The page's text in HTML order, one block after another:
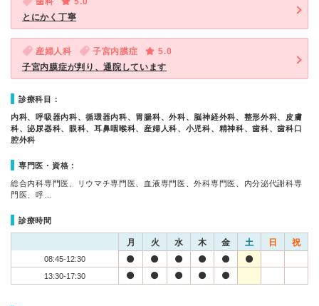
とにかく丁寧
産婦人科 子宮内膜症
5.0
子宮内膜症が判り、通院しています
診療科目：
内科、呼吸器内科、循環器内科、胃腸科、外科、脳神経外科、整形外科、皮膚
科、泌尿器科、眼科、耳鼻咽喉科、産婦人科、小児科、精神科、歯科、歯科口
腔外科
専門医・資格：
総合内科専門医、リウマチ専門医、血液専門医、外科専門医、内分泌代謝科専
門医、呼…
診療時間
月 火 水 木 金 土 日 祝
08:45-12:30
13:30-17:30